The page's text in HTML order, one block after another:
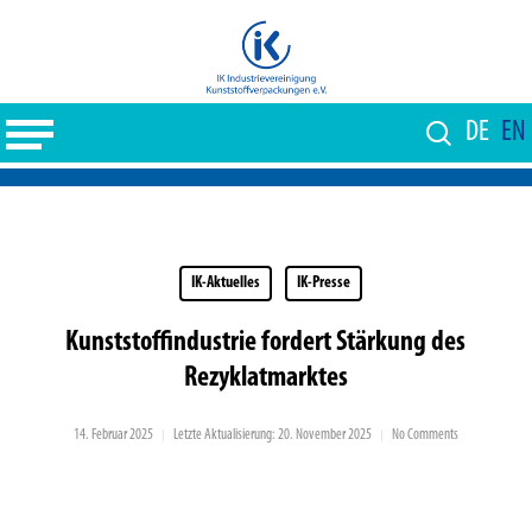
content
DE EN
IK-Aktuelles IK-Presse
Kunststoff­industrie fordert Stärkung des
Rezyklat­marktes
14. Februar 2025 Letzte Aktualisierung: 20. November 2025 No Comments
Menu